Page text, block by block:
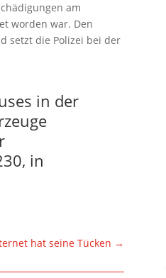
am
worden war. Den
setzt die Polizei bei der
in der
in
hat seine Tücken →